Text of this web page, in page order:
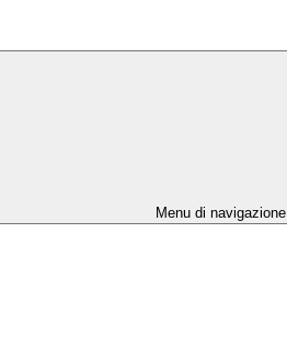
Menu di navigazione